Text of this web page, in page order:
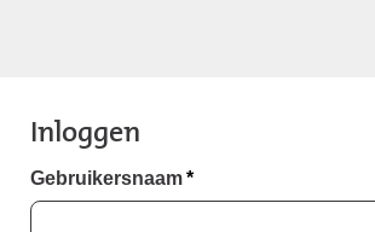
Inloggen
Gebruikersnaam*